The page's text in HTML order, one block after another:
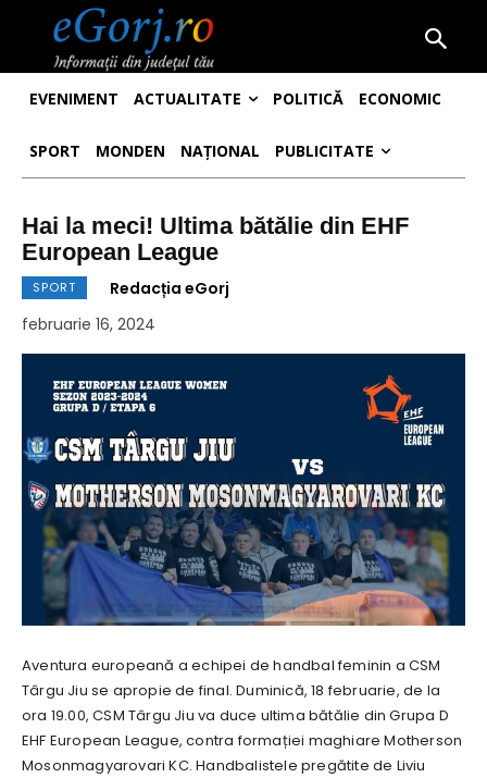
EVENIMENT ACTUALITATE POLITICĂ ECONOMIC
SPORT MONDEN NAȚIONAL PUBLICITATE
Hai la meci! Ultima bătălie din EHF
European League
SPORT
Redacția eGorj
februarie 16, 2024
Aventura europeană a echipei de handbal feminin a CSM
Târgu Jiu se apropie de final. Duminică, 18 februarie, de la
ora 19.00, CSM Târgu Jiu va duce ultima bătălie din Grupa D
EHF European League, contra formației maghiare Motherson
Mosonmagyarovari KC. Handbalistele pregătite de Liviu